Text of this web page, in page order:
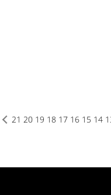
14
15
16
17
18
19
20
21